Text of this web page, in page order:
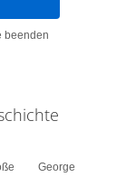
beenden
George